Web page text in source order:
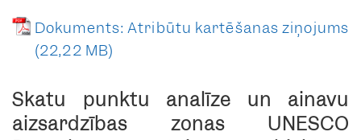
Dokuments: Atribūtu kartēšanas ziņojums
Skatu punktu analīze un ainavu
aizsardzības zonas UNESCO